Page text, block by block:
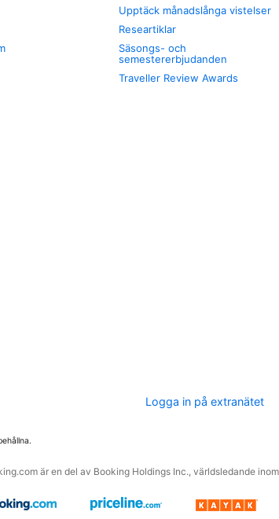
Upptäck månadslånga vistelser
Researtiklar
Säsongs- och
semestererbjudanden
Traveller Review Awards
Logga in på extranätet
är en del av Booking Holdings Inc., världsledande